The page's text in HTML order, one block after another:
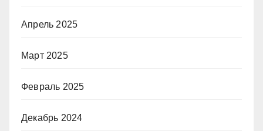
Апрель 2025
Март 2025
Февраль 2025
Декабрь 2024